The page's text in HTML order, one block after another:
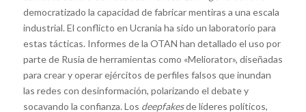
democratizado la capacidad de fabricar mentiras a una escala
industrial. El conflicto en Ucrania ha sido un laboratorio para
estas tácticas. Informes de la OTAN han detallado el uso por
parte de Rusia de herramientas como «Meliorator», diseñadas
para crear y operar ejércitos de perfiles falsos que inundan
las redes con desinformación, polarizando el debate y
socavando la confianza. Los deepfakesde líderes políticos,